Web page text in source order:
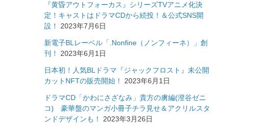
『黄昏アウトフォーカス』シリーズTVアニメ化決
定！キャストはドラマCDから続投！＆公式SNS開
設！
2023年7月6日
新電子BLレーベル「.Nonfine（ノンフィーネ）」創
刊！
2023年6月1日
日本初！人気BLドラマ『ジャックフロスト』未公開
カットNFTの販売開始！
2023年6月1日
ドラマCD「かわにさざなみ」貴方の虜編(澄谷ゼニ
コ) 豪華盤のマンガ小冊子チラ見せ＆アクリルスタ
ンドデザインも！
2023年3月26日